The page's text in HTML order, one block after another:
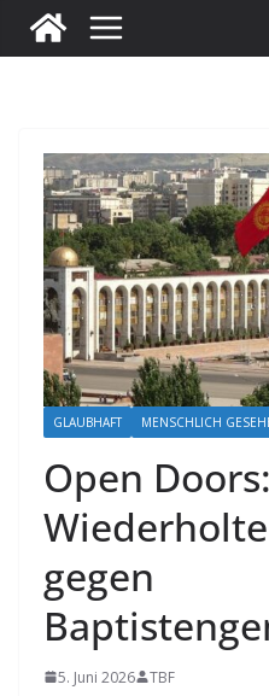
GLAUBHAFT MENSCHLICH
Open Doors:
gegen
5. Juni 2026 TBF